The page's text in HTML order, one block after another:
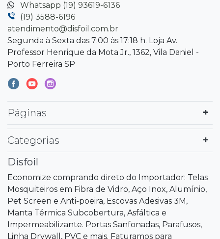
Whatsapp (19) 93619-6136
(19) 3588-6196
atendimento@disfoil.com.br
Segunda à Sexta das 7:00 às 17:18 h. Loja Av.
Professor Henrique da Mota Jr., 1362, Vila Daniel -
Porto Ferreira SP
Páginas
Categorias
Disfoil
Economize comprando direto do Importador: Telas
Mosquiteiros em Fibra de Vidro, Aço Inox, Alumínio,
Pet Screen e Anti-poeira, Escovas Adesivas 3M,
Manta Térmica Subcobertura, Asfáltica e
Impermeabilizante. Portas Sanfonadas, Parafusos,
Linha Drywall, PVC e mais. Faturamos para